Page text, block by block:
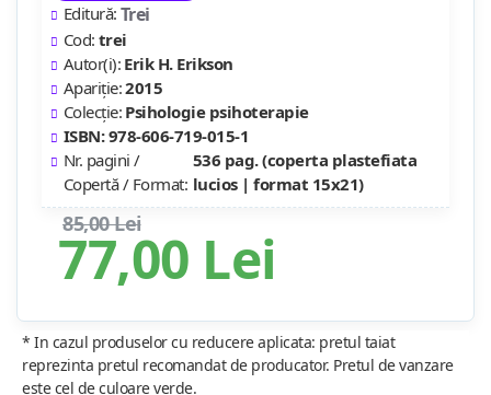
77,00 Lei
85,00 Lei
Editură: Trei
Cod: trei
Autor(i): Erik H. Erikson
Apariție:2015
Colecție: Psihologie psihoterapie
ISBN: 978-606-719-015-1
Nr. pagini /
Copertă / Format:
536 pag. (coperta plastefiata
lucios | format 15x21)
* In cazul produselor cu reducere aplicata: pretul taiat
reprezinta pretul recomandat de producator. Pretul de vanzare
este cel de culoare verde.